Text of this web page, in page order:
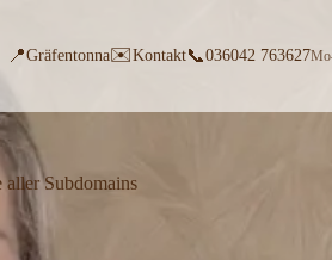
📍Gräfentonna✉️Kontakt📞036042 763627
aller Subdomains